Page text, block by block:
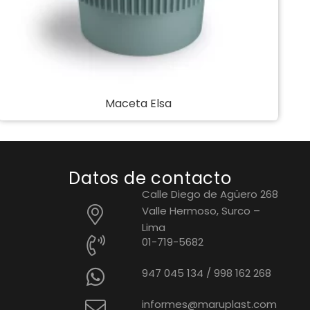
Maceta Vero
Datos de contacto
Calle Diego de Agüero 268
Valle Hermoso, Surco –
Lima
01-719-5682
947 045 134 /998 162 268
informes@maruplast.com